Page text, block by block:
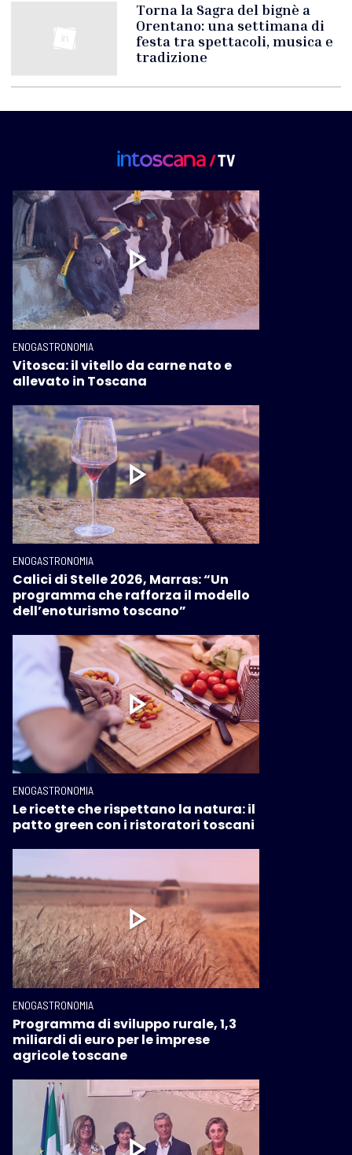
Torna la Sagra del bignè a
Orentano: una settimana di
festa tra spettacoli, musica e
tradizione
ENOGASTRONOMIA
Vitosca: il vitello da carne nato e
allevato in Toscana
ENOGASTRONOMIA
Calici di Stelle 2026, Marras: “Un
programma che rafforza il modello
dell’enoturismo toscano”
ENOGASTRONOMIA
Le ricette che rispettano la natura: il
patto green con i ristoratori toscani
ENOGASTRONOMIA
Programma di sviluppo rurale, 1,3
miliardi di euro per le imprese
agricole toscane